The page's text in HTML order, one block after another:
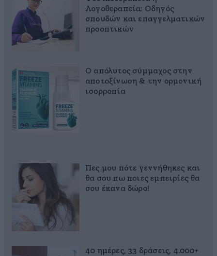
Λογοθεραπεία; Οδηγός
σπουδών και επαγγελματικών
προοπτικών
Ο απόλυτος σύμμαχος στην
αποτοξίνωση & την ορμονική
ισορροπία
Πες μου πότε γεννήθηκες και
θα σου πω ποιες εμπειρίες θα
σου έκανα δώρο!
40 ημέρες, 33 δράσεις, 4.000+